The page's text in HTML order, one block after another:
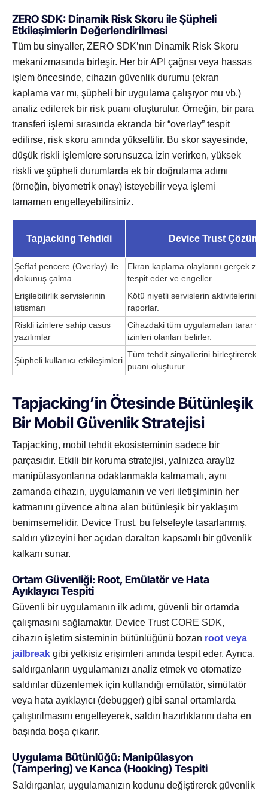
ZERO SDK: Dinamik Risk Skoru ile Şüpheli
Etkileşimlerin Değerlendirilmesi
Tüm bu sinyaller, ZERO SDK’nın Dinamik Risk Skoru
mekanizmasında birleşir. Her bir API çağrısı veya hassas
işlem öncesinde, cihazın güvenlik durumu (ekran
kaplama var mı, şüpheli bir uygulama çalışıyor mu vb.)
analiz edilerek bir risk puanı oluşturulur. Örneğin, bir para
transferi işlemi sırasında ekranda bir “overlay” tespit
edilirse, risk skoru anında yükseltilir. Bu skor sayesinde,
düşük riskli işlemlere sorunsuzca izin verirken, yüksek
riskli ve şüpheli durumlarda ek bir doğrulama adımı
(örneğin, biyometrik onay) isteyebilir veya işlemi
tamamen engelleyebilirsiniz.
Tapjacking Tehdidi Device Trust Çözümü
Şeffaf pencere (Overlay) ile
dokunuş çalma
Ekran kaplama olaylarını gerçek
tespit eder ve engeller.
Erişilebilirlik servislerinin
istismarı
Kötü niyetli servislerin aktivitelerini
raporlar.
Riskli izinlere sahip casus
yazılımlar
Cihazdaki tüm uygulamaları tarar ve
izinleri olanları belirler.
Şüpheli kullanıcı etkileşimleri
Tüm tehdit sinyallerini birleştirerek
puanı oluşturur.
Tapjacking’in Ötesinde Bütünleşik
Bir Mobil Güvenlik Stratejisi
Tapjacking, mobil tehdit ekosisteminin sadece bir
parçasıdır. Etkili bir koruma stratejisi, yalnızca arayüz
manipülasyonlarına odaklanmakla kalmamalı, aynı
zamanda cihazın, uygulamanın ve veri iletişiminin her
katmanını güvence altına alan bütünleşik bir yaklaşım
benimsemelidir. Device Trust, bu felsefeyle tasarlanmış,
saldırı yüzeyini her açıdan daraltan kapsamlı bir güvenlik
kalkanı sunar.
Ortam Güvenliği: Root, Emülatör ve Hata
Ayıklayıcı Tespiti
Güvenli bir uygulamanın ilk adımı, güvenli bir ortamda
çalışmasını sağlamaktır. Device Trust CORE SDK,
cihazın işletim sisteminin bütünlüğünü bozan root veya
jailbreak gibi yetkisiz erişimleri anında tespit eder. Ayrıca,
saldırganların uygulamanızı analiz etmek ve otomatize
saldırılar düzenlemek için kullandığı emülatör, simülatör
veya hata ayıklayıcı (debugger) gibi sanal ortamlarda
çalıştırılmasını engelleyerek, saldırı hazırlıklarını daha en
başında boşa çıkarır.
Uygulama Bütünlüğü: Manipülasyon
(Tampering) ve Kanca (Hooking) Tespiti
Saldırganlar, uygulamanızın kodunu değiştirerek güvenlik